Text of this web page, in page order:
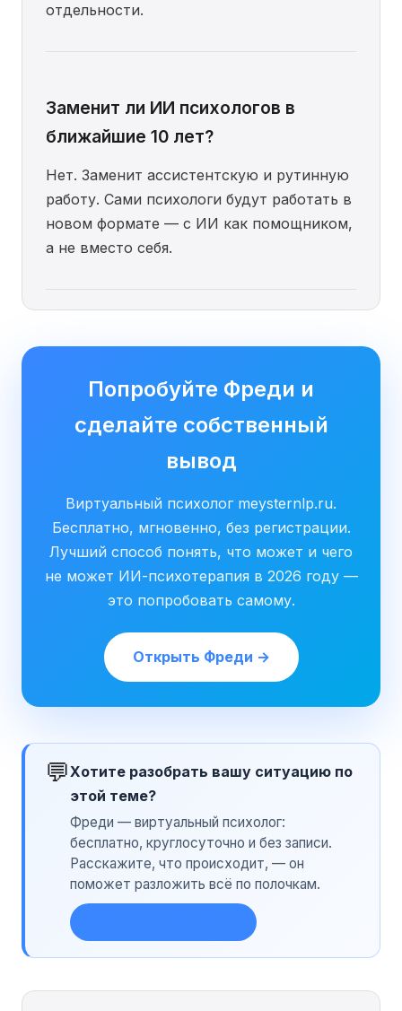
отдельности.
Заменит ли ИИ психологов в
ближайшие 10 лет?
Нет. Заменит ассистентскую и рутинную
работу. Сами психологи будут работать в
новом формате — с ИИ как помощником,
а не вместо себя.
Попробуйте Фреди и
сделайте собственный
вывод
Виртуальный психолог meysternlp.ru.
Бесплатно, мгновенно, без регистрации.
Лучший способ понять, что может и чего
не может ИИ-психотерапия в 2026 году —
это попробовать самому.
Открыть Фреди →
💬Хотите разобрать вашу ситуацию по
этой теме?
Фреди — виртуальный психолог:
бесплатно, круглосуточно и без записи.
Расскажите, что происходит, — он
поможет разложить всё по полочкам.